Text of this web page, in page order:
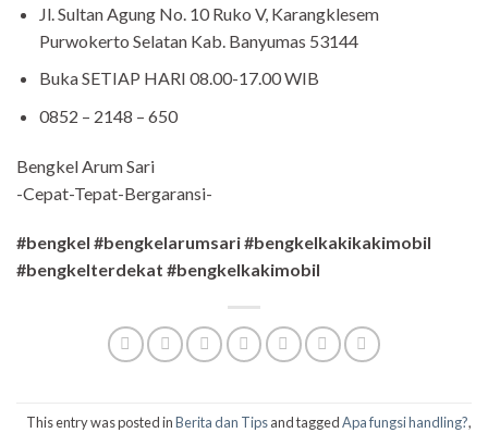
Jl. Sultan Agung No. 10 Ruko V, Karangklesem
Purwokerto Selatan Kab. Banyumas 53144
Buka SETIAP HARI 08.00-17.00 WIB
0852 – 2148 – 650
Bengkel Arum Sari
-Cepat-Tepat-Bergaransi-
#bengkel #bengkelarumsari #bengkelkakikakimobil
#bengkelterdekat #bengkelkakimobil
This entry was posted inBerita dan Tipsand taggedApa fungsi handling?,